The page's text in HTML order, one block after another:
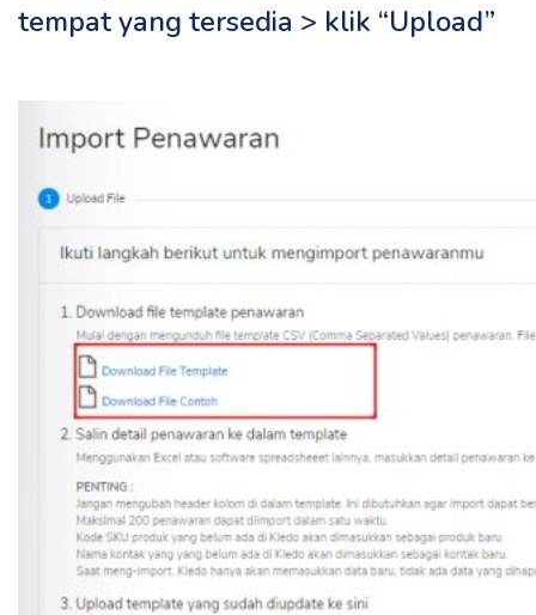
tempat yang tersedia > klik “Upload”